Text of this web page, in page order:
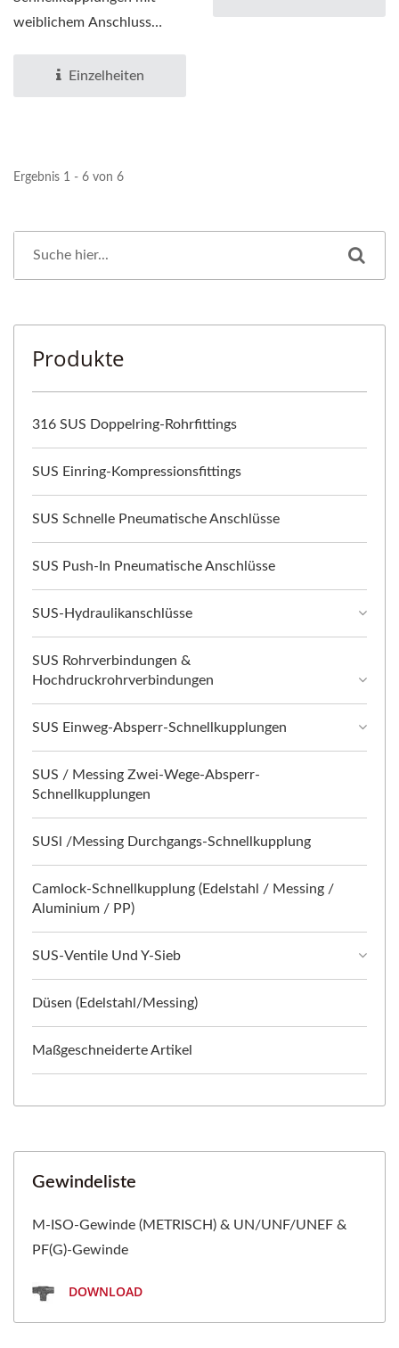
weiblichem Anschluss
um Rohrleitungen...
Einzelheiten
Schnellkupplungen...
Ergebnis 1 - 6 von 6
Produkte
316 SUS Doppelring-Rohrfittings
SUS Einring-Kompressionsfittings
SUS Schnelle Pneumatische Anschlüsse
SUS Push-In Pneumatische Anschlüsse
SUS-Hydraulikanschlüsse
SUS Rohrverbindungen &
Hochdruckrohrverbindungen
SUS Einweg-Absperr-Schnellkupplungen
SUS / Messing Zwei-Wege-Absperr-
Schnellkupplungen
SUSl /Messing Durchgangs-Schnellkupplung
Camlock-Schnellkupplung (Edelstahl / Messing /
Aluminium / PP)
SUS-Ventile Und Y-Sieb
Düsen (Edelstahl/Messing)
Maßgeschneiderte Artikel
Gewindeliste
M-ISO-Gewinde (METRISCH) & UN/UNF/UNEF &
PF(G)-Gewinde
DOWNLOAD